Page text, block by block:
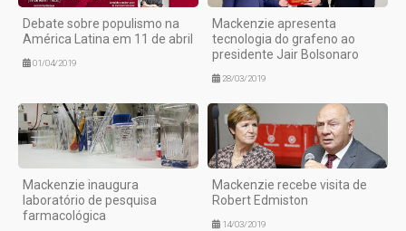
Debate sobre populismo na
América Latina em 11 de abril
01/04/2019
Mackenzie apresenta
tecnologia do grafeno ao
presidente Jair Bolsonaro
28/03/2019
Mackenzie inaugura
laboratório de pesquisa
farmacológica
Mackenzie recebe visita de
Robert Edmiston
14/03/2019